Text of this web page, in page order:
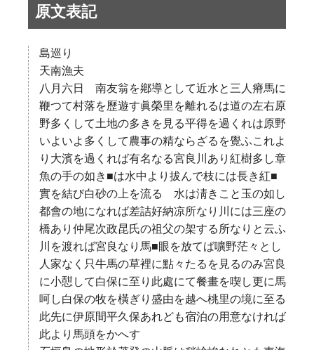
原文表記
島巡り
天南漁夫
八月六日 南友翁を鄕導として近水と三人瘠馬に
鞭つて村落を歷遊す眞榮里を離れるは道の左右原
野多くして土地の多きを見る平得を過くれは原野
いよいよ多くして農事の精ならざるを覺ふこれよ
り大濱を過くれば有名なる宮良川あり紅樹多し章
魚の手の如き■は水中より拔んで枝には長き紅■
實を結び白砂の上を流るゝ水は淸きこと玉の如し
都會の地になれば差詰好納凉所なり川には三座の
橋あり仲尾次政昆氏の祖父の架する所なりと云ふ
川を渡れば宮良なり馬■眼を放てば嚝野茫々とし
人家なく只牛馬の草裡に點々たるを見るのみ宮良
に小憇して白保に至り此處にて餐畫を喫し更に馬
呵し白保の牧を橫ぎり盛由を越へ桃里の境に至る
此先に伊原間平久保あれども宿泊の用意なければ
此より馬頭をかへす